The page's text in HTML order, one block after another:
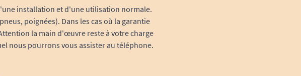
installation et d'une utilisation normale.
poignées). Dans les cas où la garantie
la main d'œuvre reste à votre charge
nous pourrons vous assister au téléphone.